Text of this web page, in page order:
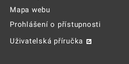
Mapa webu
Prohlášení o přístupnosti
Uživatelská příručka